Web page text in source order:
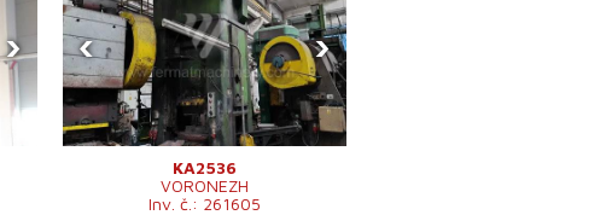
› ‹ ›
KA2536
VORONEZH
Inv. č.: 261605